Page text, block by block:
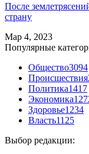
После
страну
Мар 4, 2023
Популярные
Общество3094
Происшествия
Политика1417
Экономика
Здоровье1234
Власть1125
Выбор редакции: